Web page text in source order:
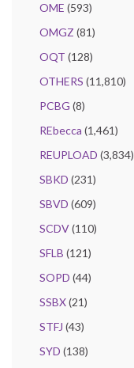
OME (593)
OMGZ (81)
OQT (128)
OTHERS (11,810)
PCBG (8)
REbecca (1,461)
REUPLOAD (3,834)
SBKD (231)
SBVD (609)
SCDV(110)
SFLB (121)
SOPD (44)
SSBX(21)
STFJ (43)
SYD (138)